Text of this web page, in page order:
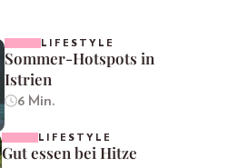
LIFESTYLE
Sommer-Hotspots in
Istrien
6 Min.
LIFESTYLE
Gut essen bei Hitze